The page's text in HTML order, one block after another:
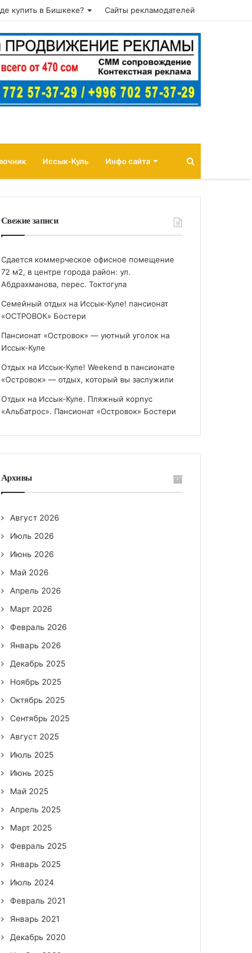
купить в Бишкеке? Сайты рекламодателей
Иссык-Куль Инфо сайта
Свежие записи
Сдается коммерческое офисное помещение
72 м2, в центре города район: ул.
Абдрахманова, перес. Токтогула
Семейный отдых на Иссык-Куле! пансионат
«ОСТРОВОК» Бостери
Пансионат «Островок» — уютный уголок на
Иссык-Куле
Отдых на Иссык-Куле! Weekend в пансионате
«Островок» — отдых, который вы заслужили
Отдых на Иссык-Куле. Пляжный корпус
«Альбатрос». Пансионат «Островок» Бостери
Архивы
Август 2026
Июль 2026
Июнь 2026
Май 2026
Апрель 2026
Март 2026
Февраль 2026
Январь 2026
Декабрь 2025
Ноябрь 2025
Октябрь 2025
Сентябрь 2025
Август 2025
Июль 2025
Июнь 2025
Май 2025
Апрель 2025
Март 2025
Февраль 2025
Январь 2025
Июль 2024
Февраль 2021
Январь 2021
Декабрь 2020